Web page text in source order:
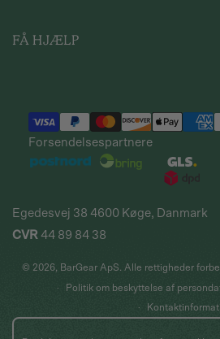
IMPRESSUM
BARUDSTYR
FÅ HJÆLP
LEVERING
RETURNERING
REKLAMATION
Forsendelsespartnere
Egedesvej 38 4600 Køge, Danmark
CVR 44 89 84 38
© 2026, BarGear ApS . Alle rettigheder
Politik om beskyttelse af